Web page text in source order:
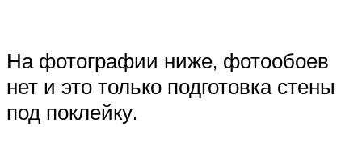
На фотографии ниже, фотообоев
нет и это только подготовка стены
под поклейку.